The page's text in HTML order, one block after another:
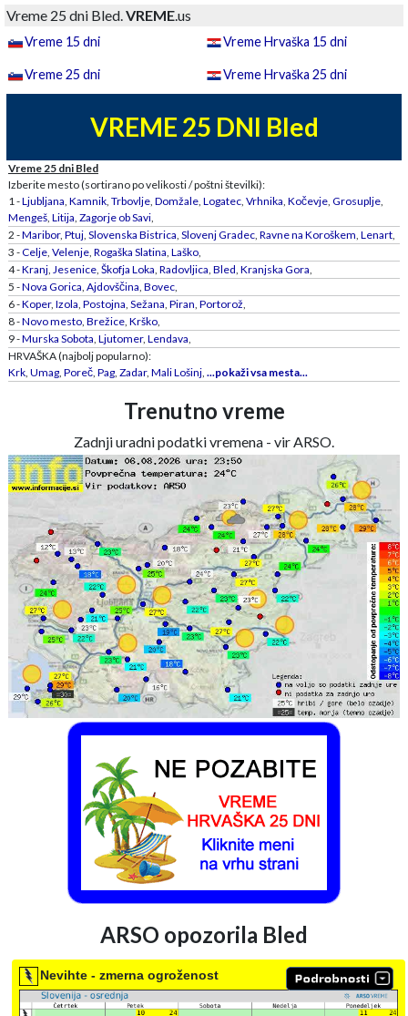
Vreme 25 dni Bled.VREME.us
Vreme 15 dni Vreme Hrvaška 15 dni
Vreme 25 dni Vreme Hrvaška 25 dni
VREME 25 DNI Bled
Vreme 25 dni Bled
Izberite mesto (sortirano po velikosti / poštni številki):
1 -Ljubljana, Kamnik, Trbovlje, Domžale, Logatec, Vrhnika, Kočevje, Grosuplje,
Mengeš, Litija, Zagorje ob Savi,
2 -Maribor, Ptuj, Slovenska Bistrica, Slovenj Gradec, Ravne na Koroškem, Lenart,
3 -Celje, Velenje, Rogaška Slatina, Laško,
4 -Kranj, Jesenice, Škofja Loka, Radovljica, Bled, Kranjska Gora,
5 -Nova Gorica, Ajdovščina, Bovec,
6 -Koper, Izola, Postojna, Sežana, Piran, Portorož,
8 -Novo mesto, Brežice, Krško,
9 -Murska Sobota, Ljutomer, Lendava,
HRVAŠKA (najbolj popularno):
Krk, Umag, Poreč, Pag, Zadar, Mali Lošinj, ...pokaži vsa mesta...
Trenutno vreme
Zadnji uradni podatki vremena - vir ARSO.
ARSO opozorila Bled
Nevihte - zmerna ogroženost